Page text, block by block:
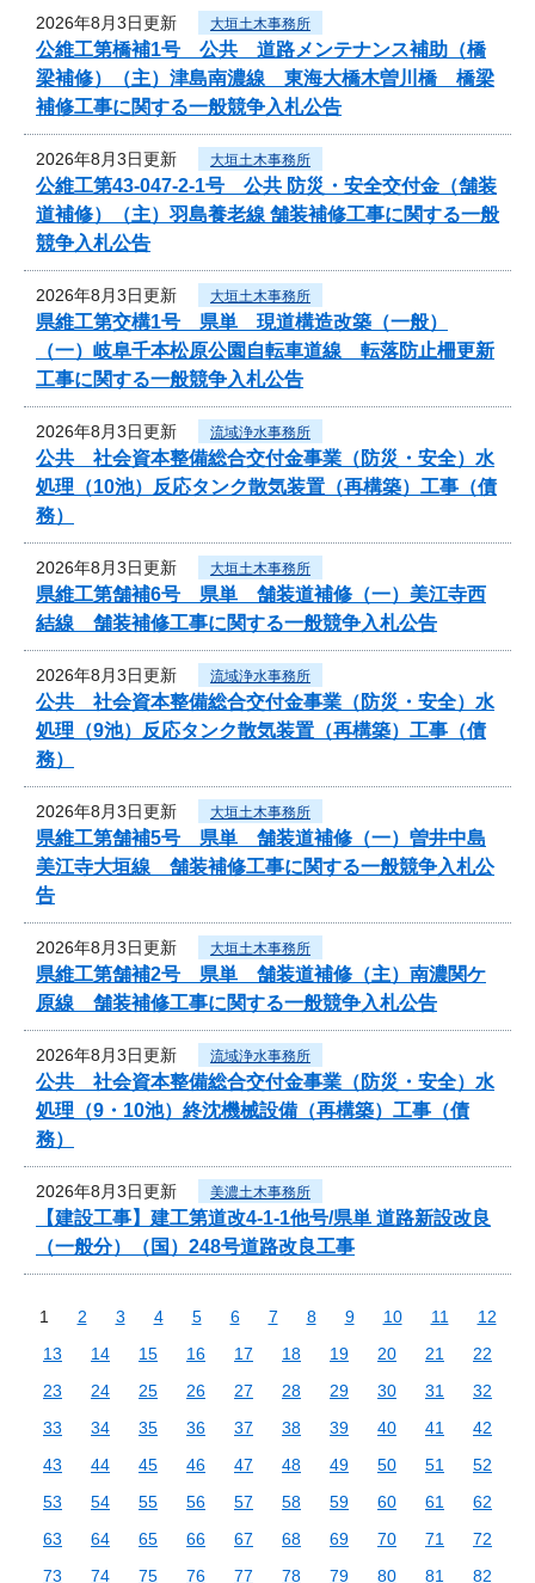
2026年8月3日更新 大垣土木事務所
公維工第橋補1号 公共 道路メンテナンス補助（橋
梁補修）（主）津島南濃線 東海大橋木曽川橋 橋梁
補修工事に関する一般競争入札公告
2026年8月3日更新 大垣土木事務所
公維工第43-047-2-1号 公共 防災・安全交付金（舗装
道補修）（主）羽島養老線 舗装補修工事に関する一般
競争入札公告
2026年8月3日更新 大垣土木事務所
県維工第交構1号 県単 現道構造改築（一般）
（一）岐阜千本松原公園自転車道線 転落防止柵更新
工事に関する一般競争入札公告
2026年8月3日更新 流域浄水事務所
公共 社会資本整備総合交付金事業（防災・安全）水
処理（10池）反応タンク散気装置（再構築）工事（債
務）
2026年8月3日更新 大垣土木事務所
県維工第舗補6号 県単 舗装道補修（一）美江寺西
結線 舗装補修工事に関する一般競争入札公告
2026年8月3日更新 流域浄水事務所
公共 社会資本整備総合交付金事業（防災・安全）水
処理（9池）反応タンク散気装置（再構築）工事（債
務）
2026年8月3日更新 大垣土木事務所
県維工第舗補5号 県単 舗装道補修（一）曽井中島
美江寺大垣線 舗装補修工事に関する一般競争入札公
告
2026年8月3日更新 大垣土木事務所
県維工第舗補2号 県単 舗装道補修（主）南濃関ケ
原線 舗装補修工事に関する一般競争入札公告
2026年8月3日更新 流域浄水事務所
公共 社会資本整備総合交付金事業（防災・安全）水
処理（9・10池）終沈機械設備（再構築）工事（債
務）
2026年8月3日更新 美濃土木事務所
【建設工事】建工第道改4-1-1他号/県単 道路新設改良
（一般分）（国）248号道路改良工事
1 2 3 4 5 6 7 8 9 10 11
12
13
14 15 16 17 18 19 20 21
22
23
24 25 26 27 28 29 30 31
32
33
34 35 36 37 38 39 40 41
42
43
44 45 46 47 48 49 50 51
52
53
54 55 56 57 58 59 60 61
62
63
64 65 66 67 68 69 70 71
72
73
74 75 76 77 78 79 80 81
82